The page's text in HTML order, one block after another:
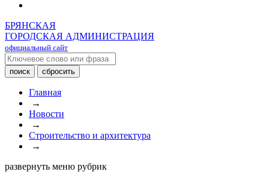
БРЯНСКАЯ
ГОРОДСКАЯ АДМИНИСТРАЦИЯ
официальный сайт
Главная
→
Новости
→
Строительство и архитектура
→
развернуть меню рубрик